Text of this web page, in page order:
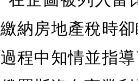
繳納房地產稅時
過程中知情並指